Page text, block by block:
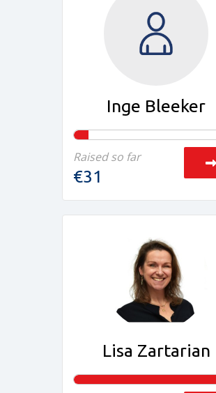
Inge Bleeker
Raised so far
€31
Lisa Zartarian